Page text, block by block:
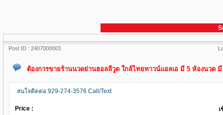
Post ID : 2407000003
ต้องการขายร้านนวดย่านฮอลลีวูด ใกล้ไทยทาวน์แอลเอ มี 5 ห้องนวด
สนใจติดต่อ 929-274-3576 Call/Text
Price :